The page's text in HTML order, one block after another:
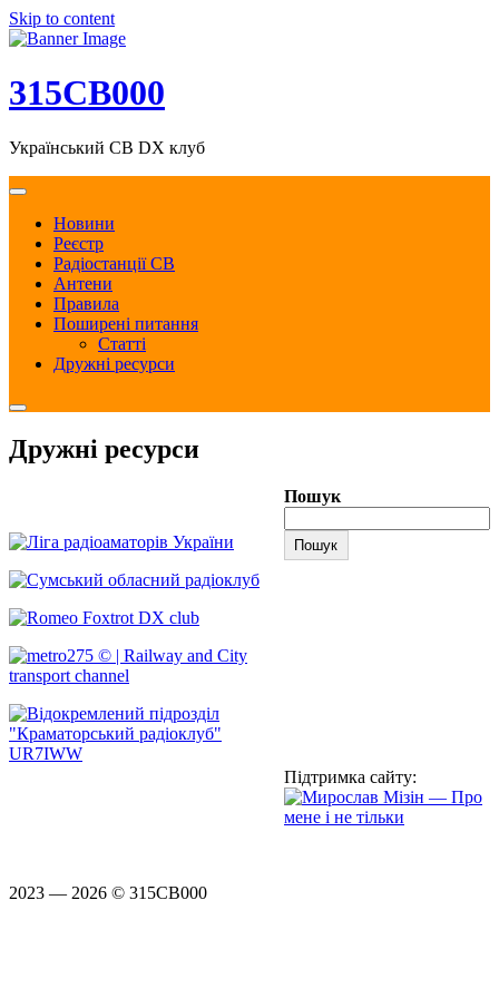
Skip to content
315CB000
Український CB DX клуб
Новини
Реєстр
Радіостанції CB
Антени
Правила
Поширені питання
Статті
Дружні ресурси
Дружні ресурси
Пошук
Пошук
Підтримка сайту:
2023 — 2026 © 315CB000